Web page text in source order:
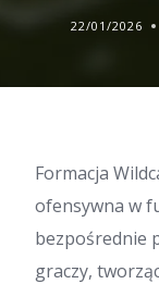
22/01/2026
Formacja
ofensywna w
bezpośrednie
graczy,